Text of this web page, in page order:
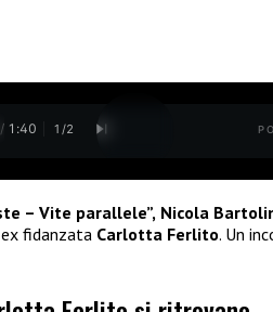
/ 1:40 1 /2
– Vite parallele”, Nicola
fidanzata Carlotta Ferlito. Un